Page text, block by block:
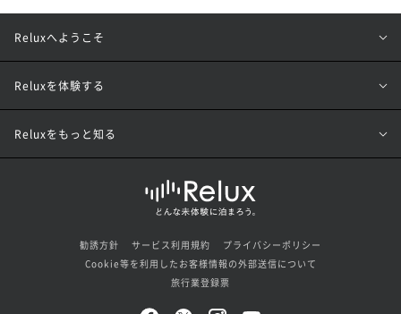
Reluxへようこそ
Reluxを体験する
Reluxをもっと知る
勧誘方針 サービス利用規約
プライバシーポリシー
Cookie等を利用したお客様情報の外部送信について
旅行業登録票